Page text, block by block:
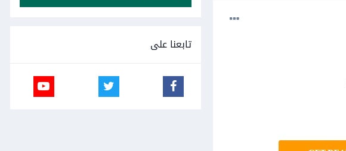
تابعنا على